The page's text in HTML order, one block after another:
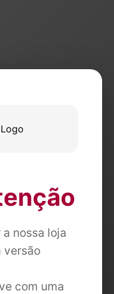
nossa loja
versão
com uma